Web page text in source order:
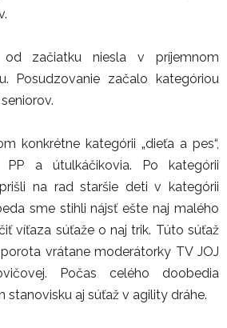
začiatku niesla v príjemnom
Posudzovanie začalo kategóriou
konkrétne kategórii „dieťa a pes“,
a útulkáčikovia. Po kategórii
na rad staršie deti v kategórii
sme stihli nájsť ešte naj malého
víťaza súťaže o naj trik. Túto súťaž
vrátane moderátorky TV JOJ
Počas celého doobedia
stanovisku aj súťaž v agility dráhe.